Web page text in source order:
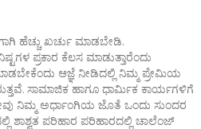
ಹೆಚ್ಚು ಖರ್ಚು ಮಾಡಬೇಡಿ.
ಪ್ರಕಾರ ಕೆಲಸ ಮಾಡುತ್ತಾರೆಂದು
ಆಜ್ಞೆ ನೀಡಿದಲ್ಲಿ ನಿಮ್ಮ ಪ್ರೇಮಿಯ
ಸಾಮಾಜಿಕ ಹಾಗೂ ಧಾರ್ಮಿಕ ಕಾರ್ಯಗಳಿಗೆ
ನಿಮ್ಮ ಅರ್ಧಾಂಗಿಯ ಜೊತೆ ಒಂದು ಸುಂದರ
ಪರಿಹಾರ ಪರಿಹಾರದಲ್ಲಿ ಚಾಲೆಂಜ್